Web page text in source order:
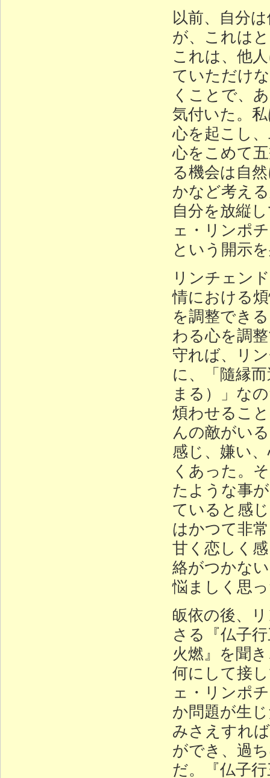
以前、自分
が、これは
これは、他
ていただけ
くことで、
気付いた。
心を起こし
心をこめて
る機会は自
かなど考え
自分を放縦
ェ・リンポ
という開示
リンチェン
情における
を調整でき
わる心を調
守れば、リ
に、「隨縁
まる）」な
煩わせるこ
んの敵がい
感じ、嫌い
くあった。
たような事
ていると感
はかつて非
甘く恋しく
絡がつかな
悩ましく思
皈依の後、
さる『仏子
火燃』を聞
何にして接
ェ・リンポ
か問題が生
みさえすれ
ができ、過
だ。『仏子